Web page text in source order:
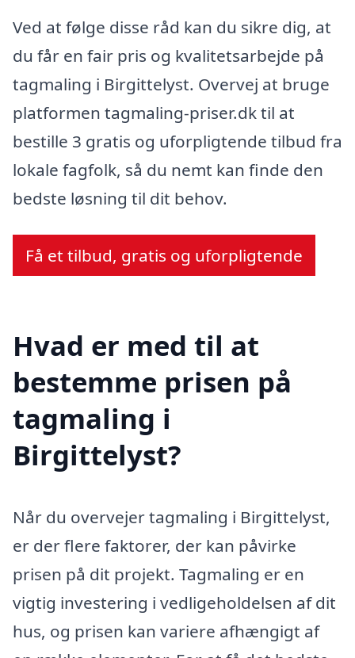
Ved at følge disse råd kan du sikre dig, at
du får en fair pris og kvalitetsarbejde på
tagmaling i Birgittelyst. Overvej at bruge
platformen tagmaling-priser.dk til at
bestille 3 gratis og uforpligtende tilbud fra
lokale fagfolk, så du nemt kan finde den
bedste løsning til dit behov.
Få et tilbud, gratis og uforpligtende
Hvad er med til at
bestemme prisen på
tagmaling i
Birgittelyst?
Når du overvejer tagmaling i Birgittelyst,
er der flere faktorer, der kan påvirke
prisen på dit projekt. Tagmaling er en
vigtig investering i vedligeholdelsen af dit
hus, og prisen kan variere afhængigt af